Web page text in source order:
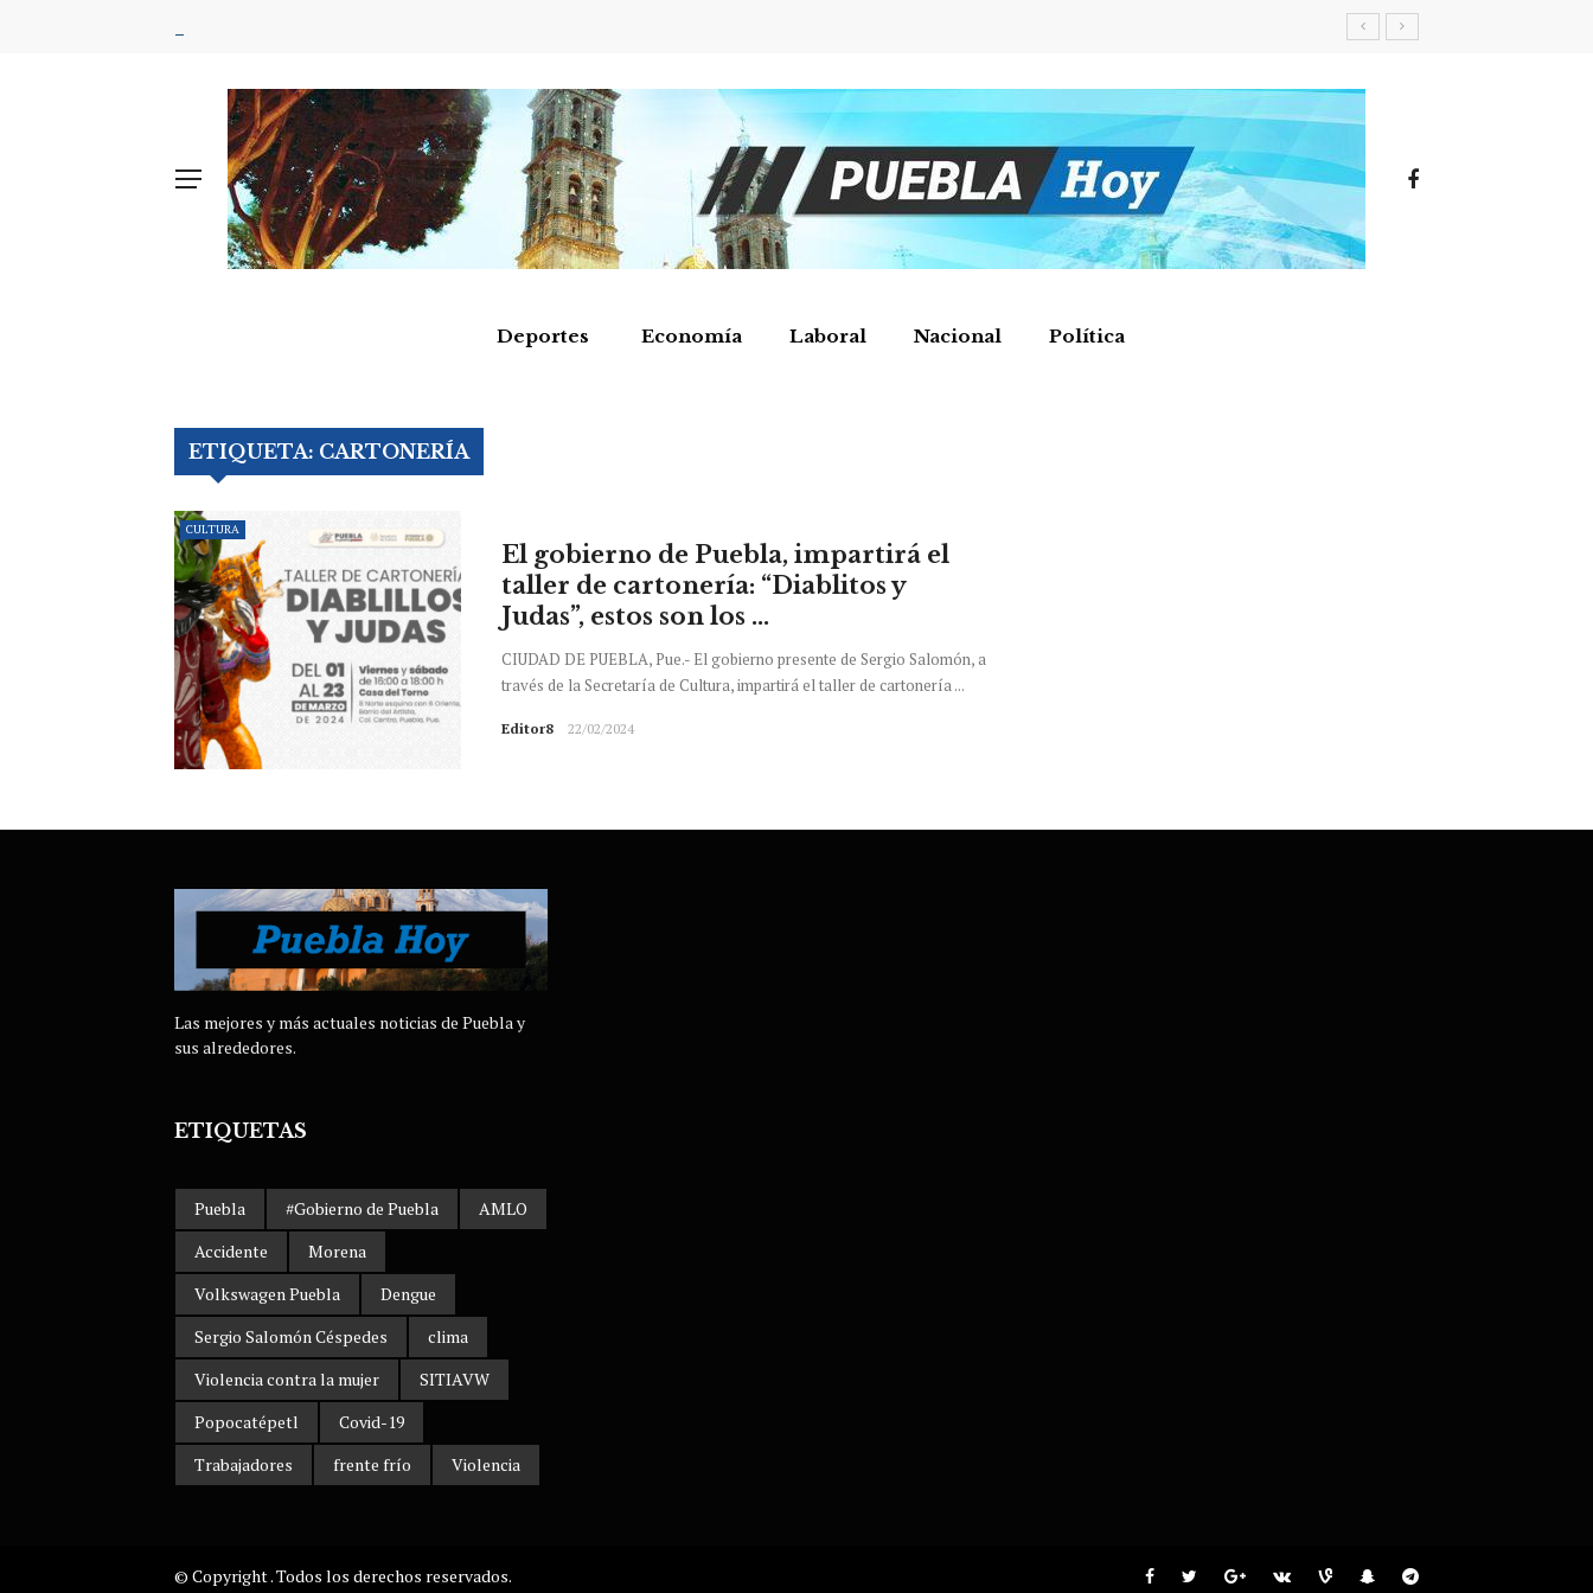
Deportes Economía Laboral Nacional Política
ETIQUETA: CARTONERÍA
CULTURA
El gobierno de Puebla, impartirá el
taller de cartonería: “Diablitos y
Judas”, estos son los ...
CIUDAD DE PUEBLA, Pue.- El gobierno presente de Sergio Salomón, a
través de la Secretaría de Cultura, impartirá el taller de cartonería ...
Editor8 22/02/2024
Las mejores y más actuales noticias de Puebla y
sus alrededores.
ETIQUETAS
Puebla #Gobierno de Puebla
AMLO
Accidente
Morena
Volkswagen Puebla
Dengue
Sergio Salomón Céspedes
clima
Violencia contra la mujer
SITIAVW
Popocatépetl
Covid-19
Trabajadores
frente frío Violencia
© Copyright . Todos los derechos reservados.